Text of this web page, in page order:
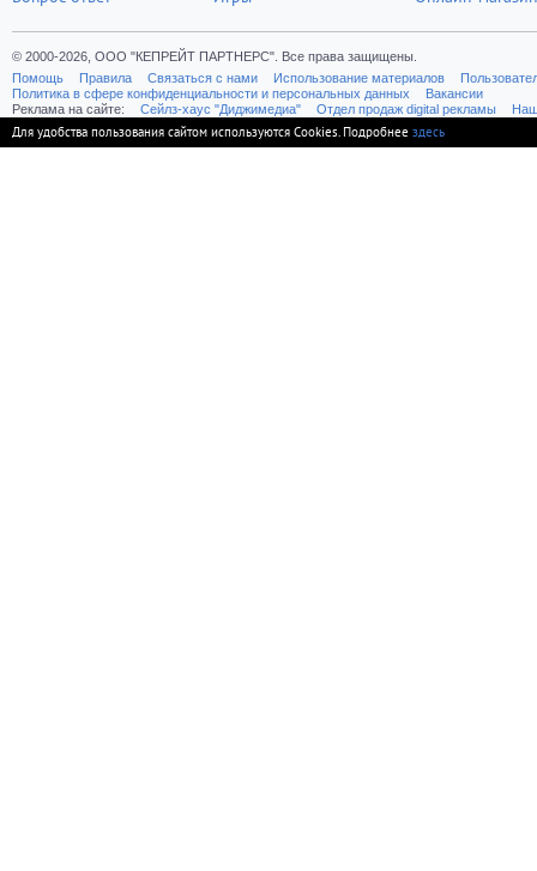
© 2000-2026, ООО "КЕПРЕЙТ ПАРТНЕРС". Все права защищены.
Помощь
Правила Связаться с нами Использование материалов
Политика в сфере конфиденциальности и персональных данных
Вакансии
Реклама на сайте:
Cейлз-хаус "Диджимедиа" Отдел продаж digital рекламы
Для удобства пользования сайтом используются Cookies. Подробнее здесь